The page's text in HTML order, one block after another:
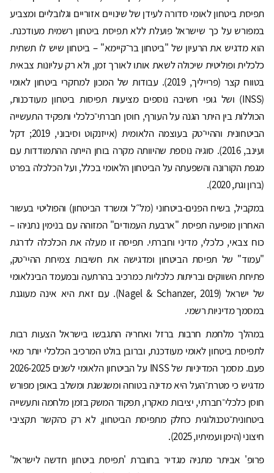
תפיסת ביטחון לאומי סדורה לעידן של שינויים אזוריים וגלובליים ומצביע
במפורש על כך שישראל פועלת ללא תפיסת ביטחון רשמית מעודכנת.
הוא מדגיש את הרעיון של "ביטחון בר־קיימא" – ביטחון שיש לו תשתית
כלכלית ופוליטית שיכולה לשאת אותו לאורך זמן, ולא רק עליונות צבאית
בטווח קצר (פרייליך, 2019). עבודות של המכון למחקרי ביטחון לאומי
(INSS) ושל גופי חשיבה נוספים מציעות תפיסות ביטחון מעודכנות,
הכוללות בין היתר הגנה על העורף, חוסן חברתי־כלכלי ותפקיד התעשייה
הביטחונית וההיי־טק בעוצמה הלאומית (אייזנקוט וסיבוני, 2019; דקל
ועינב, 2016). סוגיה נוספת שהיוותה מקרה בוחן הייתה ההתמודדות עם
מגפת הקורונה והשפעתה על הביטחון הלאומי בכלל, ועל הכלכלה בפרט
(ברון וגת, 2020).
במקביל, בשיח הפנים-ביטחוני (מל״ל ומשרד הביטחון) והפוליטי בעשור
האחרון מופיעה תפיסת "ארבעת העמודים" המזוהה עם בנימין נתניהו –
כוח צבאי, כלכלי, מדיני וחברתי. תפיסה זו מעלה את הכלכלה לדרגת
"עמוד" של תפיסת הביטחון ומדגישה את חשיבות צמיחת ההיי־טק,
פתיחת השווקים ובריתות כלכליות כמרכיב בהרתעה ובמעמד הבינלאומי
של ישראל (Nagel & Schanzer, 2019). עם זאת היא אינה מעוגנת
במסמך מדיניות רשמי.
במהלך מלחמת חרבות ברזל ואחריה התגבשו בישראל הצעות רבות
לתפיסת ביטחון לאומי מעודכנת, וברובן בולט המרכיב הכלכלי יותר מאי
פעם. מסמך המדיניות של INSS על הביטחון הלאומי לשנים 2026-2025
מדגיש כי מטרת־העל היא מדינה בטוחה ומשגשגת ומשלב באופן מפורש
חוסן כלכלי־חברתי, יציבות מאקרו, תפקוד המשק בזמן מלחמה ותעשייה
ביטחונית־טכנולוגית כחלק מתפיסת הביטחון, לא רק כהקשר תקציבי
חיצוני (הימן ועמיתיו, 2025).
פרופ' אביתר מתניה מגדיר בחוברת 'תפיסת ביטחון חדשה לישראל'